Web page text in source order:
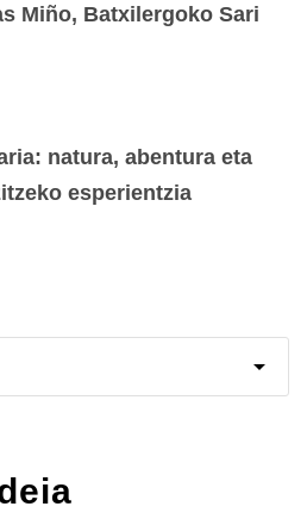
Miño, Batxilergoko Sari
natura, abentura eta
esperientzia